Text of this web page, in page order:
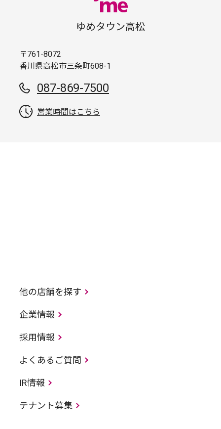
ゆめタウン高松
〒761-8072
香川県高松市三条町608-1
087-869-7500
営業時間はこちら
他の店舗を探す
企業情報
採用情報
よくあるご質問
IR情報
テナント募集